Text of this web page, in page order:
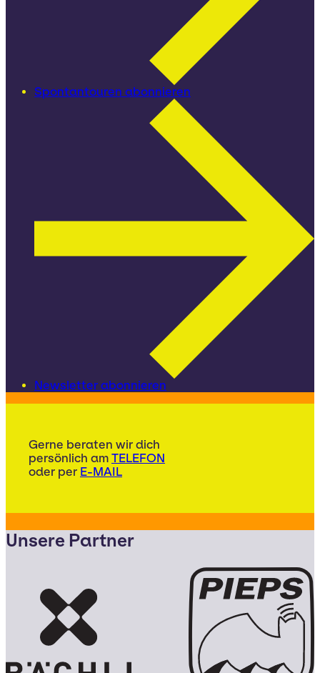
Spontantouren abonnieren
Newsletter abonnieren
Gerne beraten wir dich
persönlich am TELEFON
oder per E-MAIL
Unsere Partner